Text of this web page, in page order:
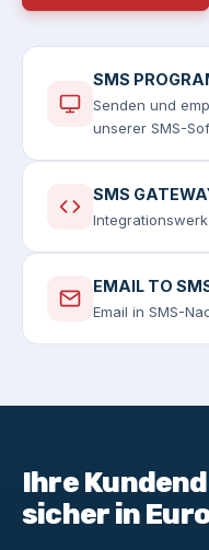
SMS
Senden und
unserer SMS-
SMS
EMAIL TO
Email in SMS-
Ihre
sicher in